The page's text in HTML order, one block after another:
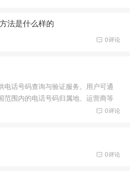
法是什么样的
0评论
电话号码查询与验证服务。用户可通
范围内的电话号码归属地、运营商等
日常生活提供便利。
0评论
0评论